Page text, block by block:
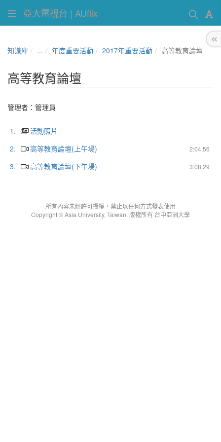
亞大電視台 | AUflix
知識庫 ... 年度重要活動 2017年重要活動 高等教育論壇
高等教育論壇
管理者： 管理員
1.
活動照片
2.
2:04:56
高等教育論壇(上午場)
3.
3:08:29
高等教育論壇(下午場)
所有內容未經許可授權，禁止以任何方式發表使用
Copyright © Asia University, Taiwan. 版權所有 台中亞洲大學